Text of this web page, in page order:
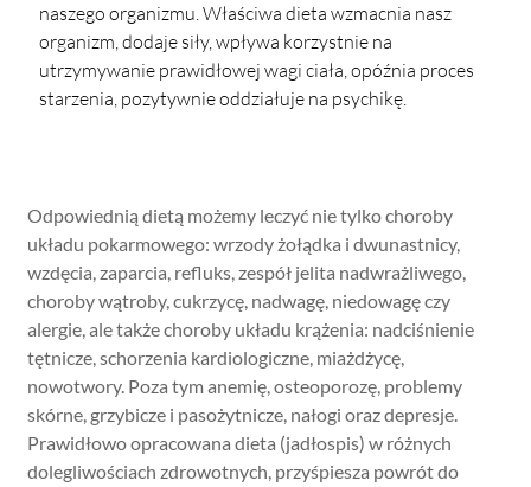
naszego organizmu. Właściwa dieta wzmacnia nasz
organizm, dodaje siły, wpływa korzystnie na
utrzymywanie prawidłowej wagi ciała, opóźnia proces
starzenia, pozytywnie oddziałuje na psychikę.
Odpowiednią dietą możemy leczyć nie tylko choroby
układu pokarmowego: wrzody żołądka i dwunastnicy,
wzdęcia, zaparcia, refluks, zespół jelita nadwrażliwego,
choroby wątroby, cukrzycę, nadwagę, niedowagę czy
alergie, ale także choroby układu krążenia: nadciśnienie
tętnicze, schorzenia kardiologiczne, miażdżycę,
nowotwory. Poza tym anemię, osteoporozę, problemy
skórne, grzybicze i pasożytnicze, nałogi oraz depresje.
Prawidłowo opracowana dieta (jadłospis) w różnych
dolegliwościach zdrowotnych, przyśpiesza powrót do